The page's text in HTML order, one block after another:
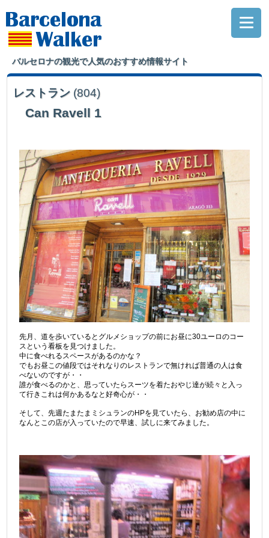
バルセロナの観光で人気のおすすめ情報サイト
レストラン (804)
Can Ravell 1
先月、道を歩いているとグルメショップの前にお昼に30ユーロのコー
スという看板を見つけました。
中に食べれるスペースがあるのかな？
でもお昼この値段ではそれなりのレストランで無ければ普通の人は食
べないのですが・・
誰が食べるのかと、思っていたらスーツを着たおやじ達が続々と入っ
て行きこれは何かあるなと好奇心が・・
そして、先週たまたまミシュランのHPを見ていたら、お勧め店の中に
なんとこの店が入っていたので早速、試しに来てみました。